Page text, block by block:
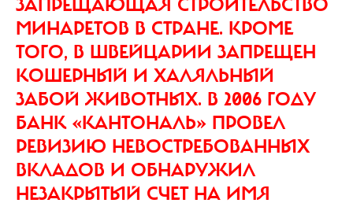
ЗАПРЕЩАЮЩАЯ СТРОИТЕЛЬСТВО
МИНАРЕТОВ В СТРАНЕ. КРОМЕ
ТОГО, В ШВЕЙЦАРИИ ЗАПРЕЩЕН
КОШЕРНЫЙ И ХАЛЯЛЬНЫЙ
ЗАБОЙ ЖИВОТНЫХ. В 2006 ГОДУ
БАНК «КАНТОНАЛЬ» ПРОВЕЛ
РЕВИЗИЮ НЕВОСТРЕБОВАННЫХ
ВКЛАДОВ И ОБНАРУЖИЛ
НЕЗАКРЫТЫЙ СЧЕТ НА ИМЯ